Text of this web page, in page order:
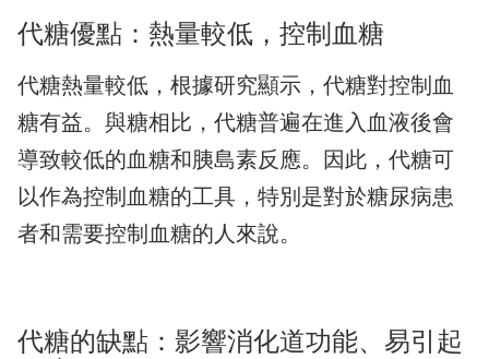
代糖優點：熱量較低，控制血糖
代糖熱量較低，根據研究顯示，代糖對控制血
糖有益。與糖相比，代糖普遍在進入血液後會
導致較低的血糖和胰島素反應。因此，代糖可
以作為控制血糖的工具，特別是對於糖尿病患
者和需要控制血糖的人來說。
代糖的缺點：影響消化道功能、易引起